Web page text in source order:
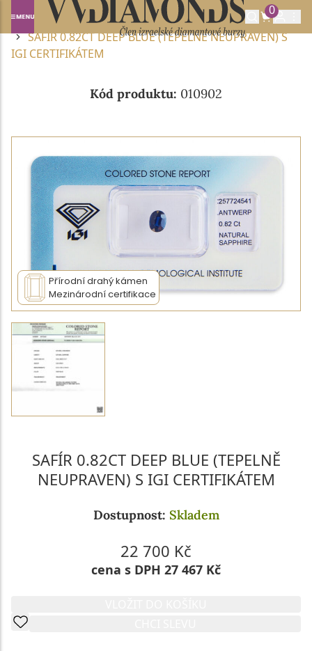
0
Domů DRAHOKAMY A POLODRAHOKAMY
SAFÍR
SAFÍR 0.82CT DEEP BLUE (TEPELNĚ NEUPRAVEN) S
IGI CERTIFIKÁTEM
Kód produktu: 010902
Přírodní drahý kámen
Mezinárodní certifikace
SAFÍR 0.82CT DEEP BLUE (TEPELNĚ
NEUPRAVEN) S IGI CERTIFIKÁTEM
Dostupnost: Skladem
22 700 Kč
cena s DPH 27 467 Kč